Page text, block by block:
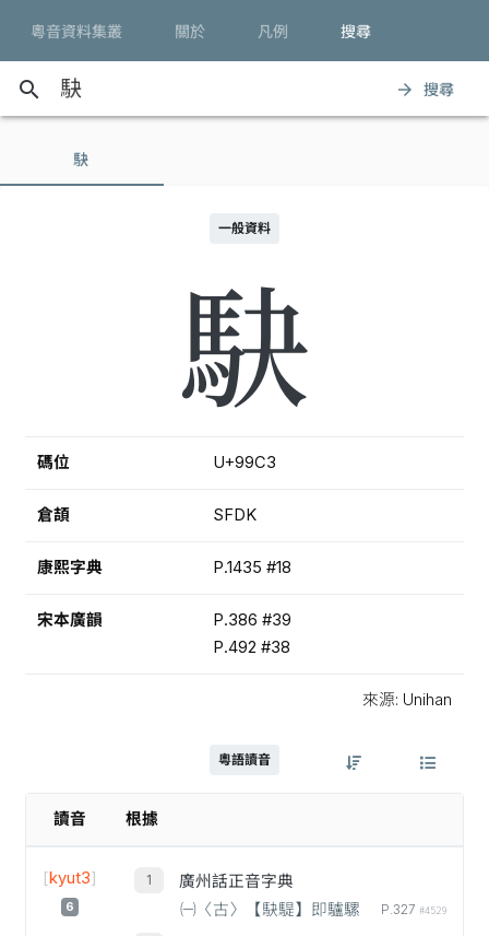
粵音資料集叢 關於 凡例 搜尋
search arrow_forward 搜尋
駃
一般資料
駃
碼位 U+99C3
倉頡 SFDK
康熙字典 P.1435 #18
宋本廣韻
P.386 #39
P.492 #38
來源: Unihan
粵語讀音
讀音 根據
[kyut3]
6
廣州話正音字典
㈠〈古〉【駃騠】即驢騾
P.327 #4529